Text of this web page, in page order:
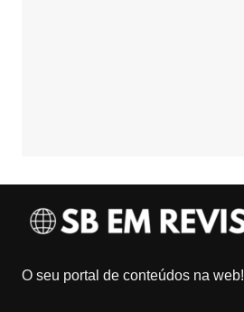
O seu portal de conteúdos na web!